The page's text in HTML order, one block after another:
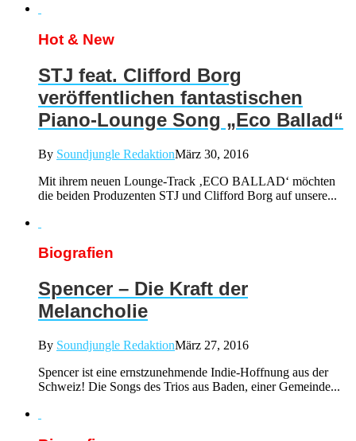
Hot & New
STJ feat. Clifford Borg
veröffentlichen fantastischen
Piano-Lounge Song „Eco Ballad“
By Soundjungle RedaktionMärz 30, 2016
Mit ihrem neuen Lounge-Track ‚ECO BALLAD‘ möchten
die beiden Produzenten STJ und Clifford Borg auf unsere...
Biografien
Spencer – Die Kraft der
Melancholie
By Soundjungle RedaktionMärz 27, 2016
Spencer ist eine ernstzunehmende Indie-Hoffnung aus der
Schweiz! Die Songs des Trios aus Baden, einer Gemeinde...